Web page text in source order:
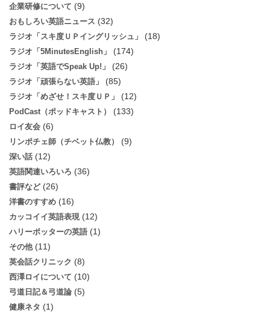
企業研修について (9)
おもしろい英語ニュース (32)
ラジオ「スキ度ＵＰイングリッシュ」 (18)
ラジオ「5MinutesEnglish」 (174)
ラジオ「英語でSpeak Up!」 (26)
ラジオ「頑張らない英語」 (85)
ラジオ「めざせ！スキ度ＵＰ」 (12)
PodCast（ポッドキャスト） (133)
ロイ友会 (6)
リンポチェ師（チベット仏教） (9)
深い話 (12)
英語関連いろいろ (36)
書評など(26)
洋書のすすめ (16)
カッコイイ英語表現 (12)
ハリーポッターの英語 (1)
その他(11)
英会話クリニック (8)
西澤ロイについて (10)
弓道日記＆弓道論 (5)
健康ネタ (1)